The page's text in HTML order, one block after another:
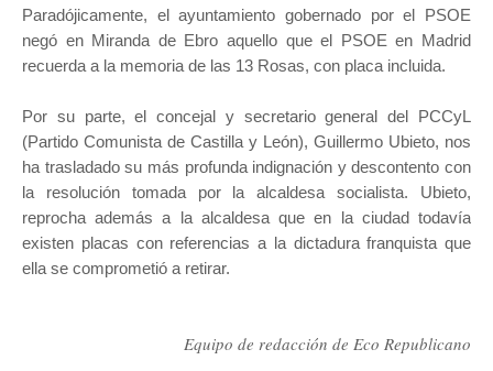
Paradójicamente, el ayuntamiento gobernado por el PSOE
negó en Miranda de Ebro aquello que el PSOE en Madrid
recuerda a la memoria de las 13 Rosas, con placa incluida.
Por su parte, el concejal y secretario general del PCCyL
(Partido Comunista de Castilla y León), Guillermo Ubieto, nos
ha trasladado su más profunda indignación y descontento con
la resolución tomada por la alcaldesa socialista. Ubieto,
reprocha además a la alcaldesa que en la ciudad todavía
existen placas con referencias a la dictadura franquista que
ella se comprometió a retirar.
Equipo de redacción de Eco Republicano